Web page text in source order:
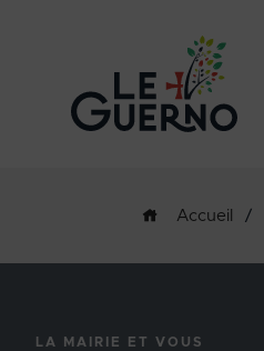
Accueil /
LA MAIRIE ET VOUS